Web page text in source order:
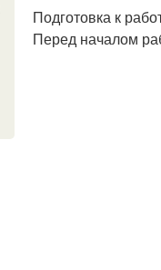
Подготовка к
Перед началом